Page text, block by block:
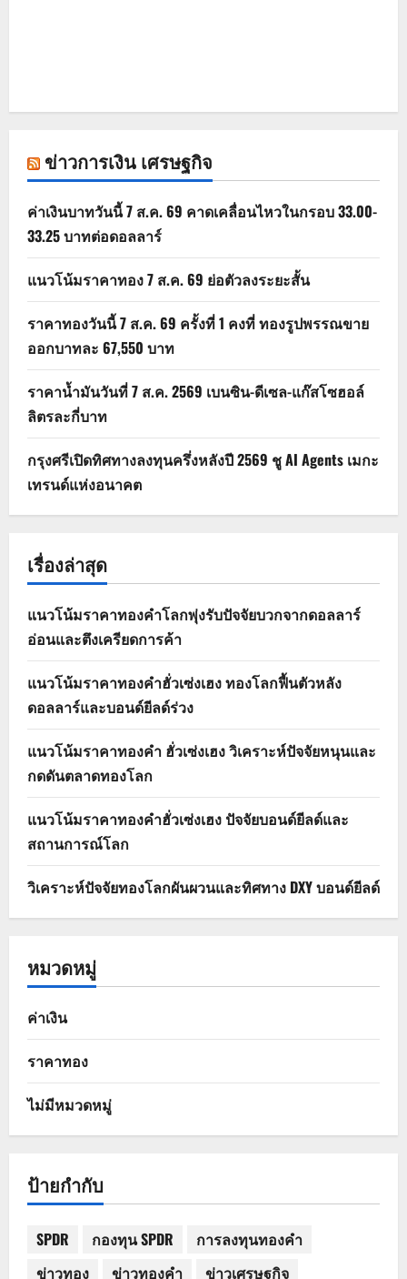
ข่าวการเงิน เศรษฐกิจ
ค่าเงินบาทวันนี้ 7 ส.ค. 69 คาดเคลื่อนไหวในกรอบ 33.00-
33.25 บาทต่อดอลลาร์
แนวโน้มราคาทอง 7 ส.ค. 69 ย่อตัวลงระยะสั้น
ราคาทองวันนี้ 7 ส.ค. 69 ครั้งที่ 1 คงที่ ทองรูปพรรณขาย
ออกบาทละ 67,550 บาท
ราคาน้ำมันวันที่ 7 ส.ค. 2569 เบนซิน-ดีเซล-แก๊สโซฮอล์
ลิตรละกี่บาท
กรุงศรีเปิดทิศทางลงทุนครึ่งหลังปี 2569 ชู AI Agents เมกะ
เทรนด์แห่งอนาคต
เรื่องล่าสุด
แนวโน้มราคาทองคำโลกพุ่งรับปัจจัยบวกจากดอลลาร์
อ่อนและตึงเครียดการค้า
แนวโน้มราคาทองคำฮั่วเซ่งเฮง ทองโลกฟื้นตัวหลัง
ดอลลาร์และบอนด์ยีลด์ร่วง
แนวโน้มราคาทองคำ ฮั่วเซ่งเฮง วิเคราะห์ปัจจัยหนุนและ
กดดันตลาดทองโลก
แนวโน้มราคาทองคำฮั่วเซ่งเฮง ปัจจัยบอนด์ยีลด์และ
สถานการณ์โลก
วิเคราะห์ปัจจัยทองโลกผันผวนและทิศทาง DXY บอนด์ยีลด์
หมวดหมู่
ค่าเงิน
ราคาทอง
ไม่มีหมวดหมู่
ป้ายกำกับ
SPDR กองทุน SPDR
การลงทุนทองคำ
ข่าวทอง
ข่าวทองคำ ข่าวเศรษฐกิจ